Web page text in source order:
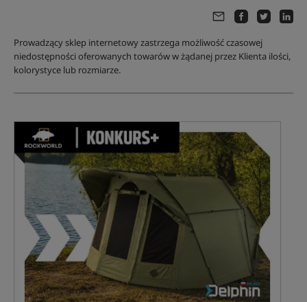
Prowadzący sklep internetowy zastrzega możliwość czasowej
niedostępności oferowanych towarów w żądanej przez Klienta ilości,
kolorystyce lub rozmiarze.